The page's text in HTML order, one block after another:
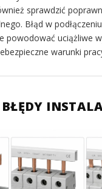
sprawdzić
Błąd w
powodować uciążliwe
warunki